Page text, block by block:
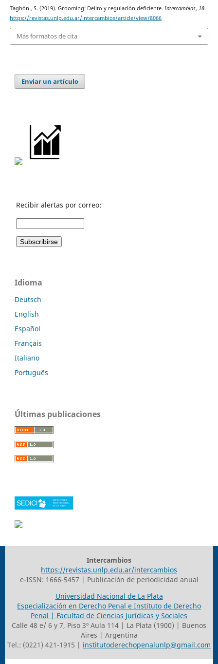
Taghón , S. (2019). Grooming: Delito y regulación deficiente. Intercambios, 18.
https://revistas.unlp.edu.ar/intercambios/article/view/8066
Más formatos de cita
Enviar un artículo
Recibir alertas por correo:
Idioma
Deutsch
English
Español
Français
Italiano
Português
Últimas publicaciones
Intercambios
https://revistas.unlp.edu.ar/intercambios
e-ISSN: 1666-5457 | Publicación de periodicidad anual
Universidad Nacional de La Plata
Especialización en Derecho Penal e Instituto de Derecho
Penal | Facultad de Ciencias Jurídicas y Sociales
Calle 48 e/ 6 y 7, Piso 3º Aula 114 | La Plata (1900) | Buenos
Aires | Argentina
Tel.: (0221) 421-1915 | institutoderechopenalunlp@gmail.com